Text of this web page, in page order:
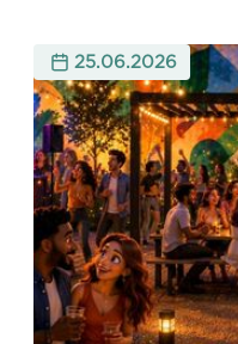
25.06.2026